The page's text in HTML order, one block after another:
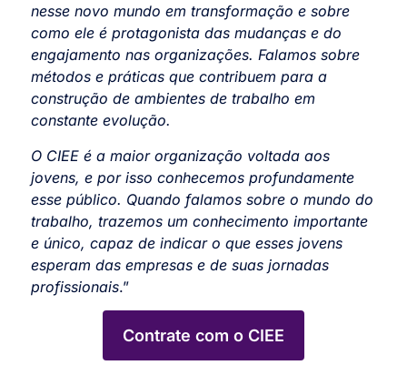
nesse novo mundo em transformação e sobre
como ele é protagonista das mudanças e do
engajamento nas organizações. Falamos sobre
métodos e práticas que contribuem para a
construção de ambientes de trabalho em
constante evolução.
O CIEE é a maior organização voltada aos
jovens, e por isso conhecemos profundamente
esse público. Quando falamos sobre o mundo do
trabalho, trazemos um conhecimento importante
e único, capaz de indicar o que esses jovens
esperam das empresas e de suas jornadas
profissionais.”
Contrate com o CIEE